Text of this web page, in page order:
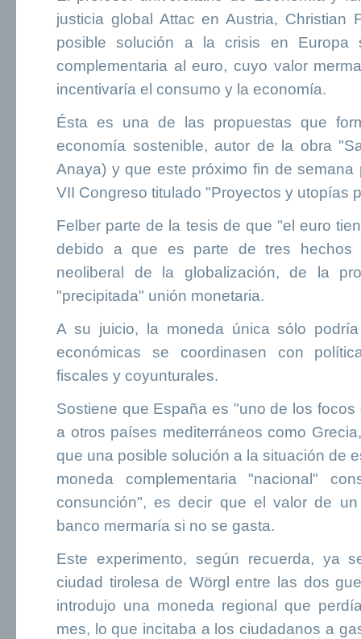
justicia global Attac en Austria, Christian
posible solución a la crisis en Europa
complementaria al euro, cuyo valor
incentivaría el consumo y la economía.
Ésta es una de las propuestas que
economía sostenible, autor de la obra
Anaya) y que este próximo fin de semana
VII Congreso titulado "Proyectos y utopías
Felber parte de la tesis de que "el euro
debido a que es parte de tres hechos
neoliberal de la globalización, de la
"precipitada" unión monetaria.
A su juicio, la moneda única sólo
económicas se coordinasen con
fiscales y coyunturales.
Sostiene que España es "uno de los
a otros países mediterráneos como
que una posible solución a la situación de
moneda complementaria "nacional"
consunción", es decir que el valor de
banco mermaría si no se gasta.
Este experimento, según recuerda, ya
ciudad tirolesa de Wörgl entre las dos
introdujo una moneda regional que
mes, lo que incitaba a los ciudadanos a